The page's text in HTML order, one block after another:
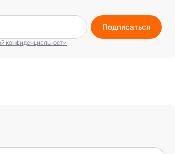
Подписаться
конфиденциальности